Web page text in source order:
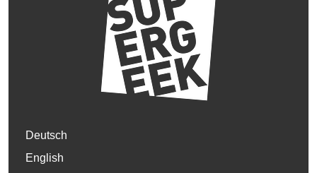
Deutsch
English